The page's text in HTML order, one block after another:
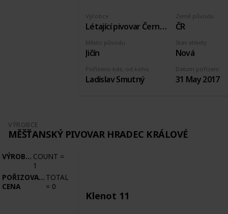
Výrobce
Létající pivovar Černý potoka
Země původu
ČR
Pořízeno kde, od koho
Ladislav Smutný
Stav etikety
Nová
Datum pořízení
31 May 2017
Město původu
Jičín
VÝROBCE
MĚŠŤANSKÝ PIVOVAR HRADEC KRÁLOVÉ
VÝROBCE COUNT =
1
POŘIZOVACÍ
CENA
TOTAL
= 0
Klenot 11